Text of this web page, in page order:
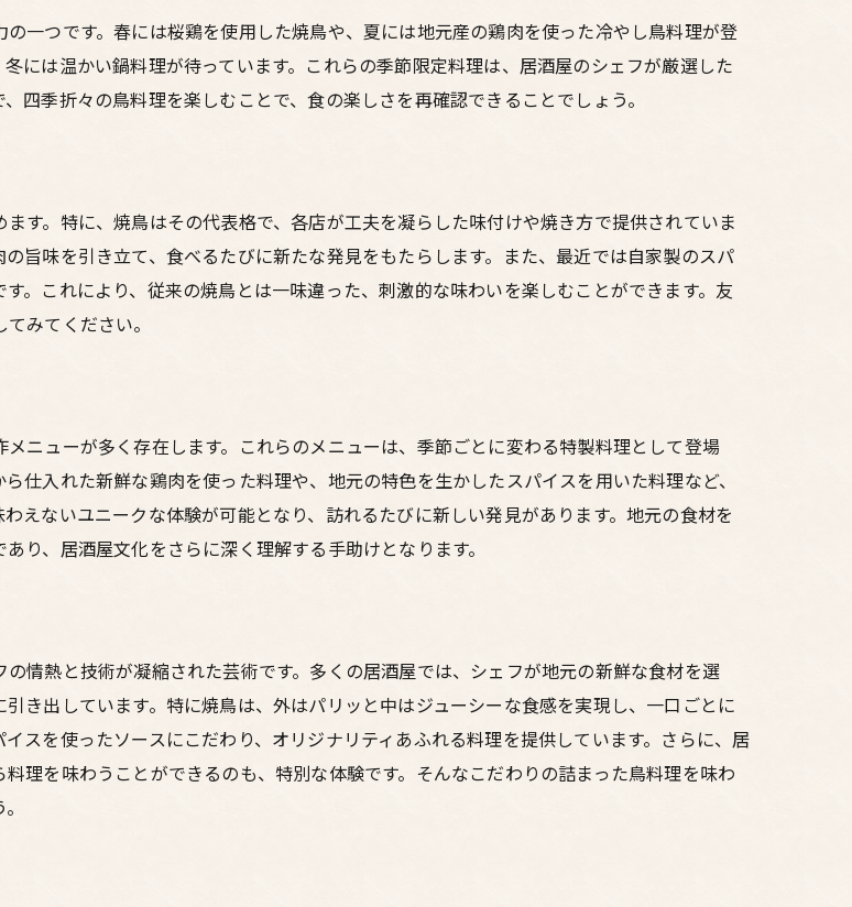
文化が生み出す温かさと交流
夜を彩る心温まる居酒屋体験
一つです。春には桜鶏を使用した焼鳥や、夏には地元産の鶏肉を使った冷やし鳥料理が登
には温かい鍋料理が待っています。これらの季節限定料理は、居酒屋のシェフが厳選した
四季折々の鳥料理を楽しむことで、食の楽しさを再確認できることでしょう。
す。特に、焼鳥はその代表格で、各店が工夫を凝らした味付けや焼き方で提供されていま
旨味を引き立て、食べるたびに新たな発見をもたらします。また、最近では自家製のスパ
。これにより、従来の焼鳥とは一味違った、刺激的な味わいを楽しむことができます。友
みてください。
ニューが多く存在します。これらのメニューは、季節ごとに変わる特製料理として登場
仕入れた新鮮な鶏肉を使った料理や、地元の特色を生かしたスパイスを用いた料理など、
えないユニークな体験が可能となり、訪れるたびに新しい発見があります。地元の食材を
り、居酒屋文化をさらに深く理解する手助けとなります。
情熱と技術が凝縮された芸術です。多くの居酒屋では、シェフが地元の新鮮な食材を選
き出しています。特に焼鳥は、外はパリッと中はジューシーな食感を実現し、一口ごとに
スを使ったソースにこだわり、オリジナリティあふれる料理を提供しています。さらに、居
理を味わうことができるのも、特別な体験です。そんなこだわりの詰まった鳥料理を味わ